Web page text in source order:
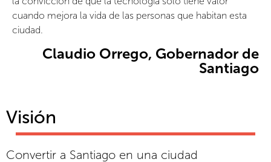
cuando mejora la vida de las personas que habitan esta
ciudad.
Claudio Orrego, Gobernador de
Santiago
Visión
Convertir a Santiago en una ciudad